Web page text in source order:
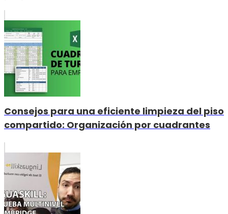
Consejos para una eficiente limpieza del piso
compartido: Organización por cuadrantes